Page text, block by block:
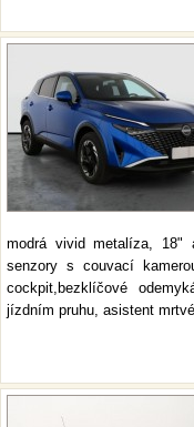
modrá vivid metalíza,
senzory s couvací
cockpit,bezklíčové
jízdním pruhu, asistent